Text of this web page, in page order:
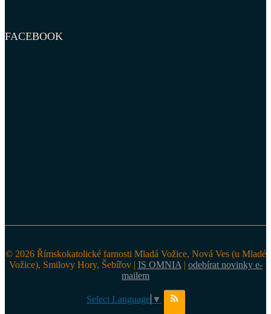
FACEBOOK
© 2026 Římskokatolické farnosti Mladá Vožice, Nová Ves (u Mladé
Vožice), Smilovy Hory, Šebířov | IS OMNIA | odebírat novinky e-
mailem
Select Language ▼